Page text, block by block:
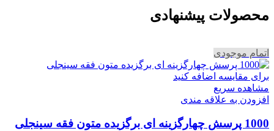
محصولات پیشنهادی
اتمام موجودی
برای مقایسه اضافه کنید
مشاهده سریع
افزودن به علاقه مندی
1000 پرسش چهارگزینه ای برگزیده متون فقه سینجلی